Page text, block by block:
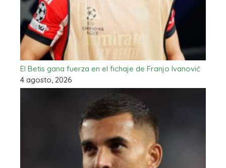
El Betis gana fuerza en el fichaje de Franjo Ivanović
4 agosto, 2026